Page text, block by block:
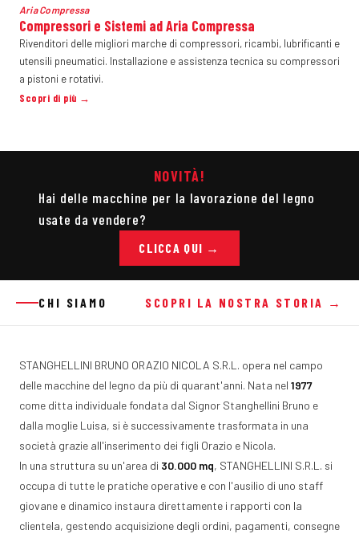
Aria Compressa
Compressori e Sistemi ad Aria Compressa
Rivenditori delle migliori marche di compressori, ricambi, lubrificanti e
utensili pneumatici. Installazione e assistenza tecnica su compressori
a pistoni e rotativi.
Scopri di più →
NOVITÀ!
Hai delle macchine per la lavorazione del legno
usate da vendere?
CLICCA QUI →
CHI SIAMO SCOPRI LA NOSTRA STORIA →
STANGHELLINI BRUNO ORAZIO NICOLA S.R.L. opera nel campo
delle macchine del legno da più di quarant'anni. Nata nel 1977
come ditta individuale fondata dal Signor Stanghellini Bruno e
dalla moglie Luisa, si è successivamente trasformata in una
società grazie all'inserimento dei figli Orazio e Nicola.
In una struttura su un'area di 30.000 mq, STANGHELLINI S.R.L. si
occupa di tutte le pratiche operative e con l'ausilio di uno staff
giovane e dinamico instaura direttamente i rapporti con la
clientela, gestendo acquisizione degli ordini, pagamenti, consegne